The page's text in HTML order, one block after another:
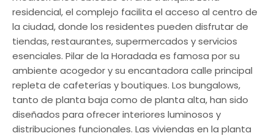
residencial, el complejo facilita el acceso al centro de
la ciudad, donde los residentes pueden disfrutar de
tiendas, restaurantes, supermercados y servicios
esenciales. Pilar de la Horadada es famosa por su
ambiente acogedor y su encantadora calle principal
repleta de cafeterías y boutiques. Los bungalows,
tanto de planta baja como de planta alta, han sido
diseñados para ofrecer interiores luminosos y
distribuciones funcionales. Las viviendas en la planta